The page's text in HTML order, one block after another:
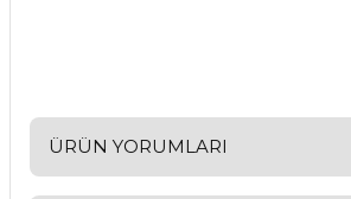
ÜRÜN YORUMLARI